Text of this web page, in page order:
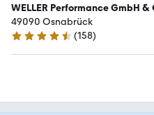
WELLER Performance GmbH &
49090 Osnabrück
4.6 Sterne
(158)